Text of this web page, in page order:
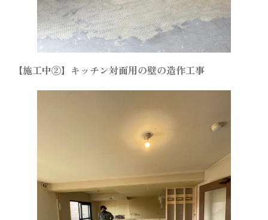
【施工中②】キッチン対面用の壁の造作工事